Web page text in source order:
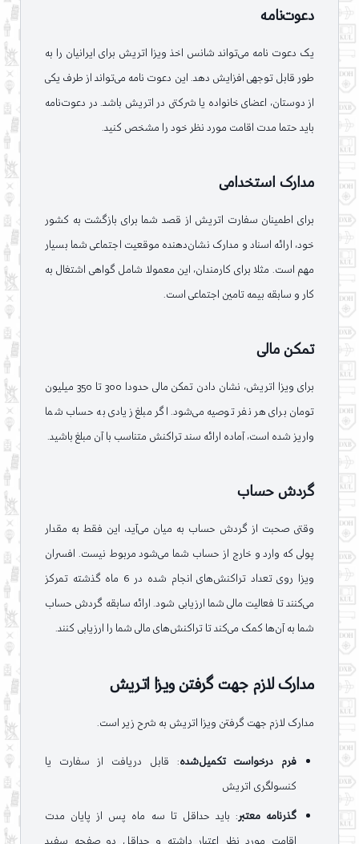
دعوت‌نامه
یک دعوت نامه می‌تواند شانس اخذ ویزا اتریش برای ایرانیان را به
طور قابل توجهی افزایش دهد. این دعوت نامه می‌تواند از طرف یکی
از دوستان، اعضای خانواده یا شرکتی در اتریش باشد. در دعوت‌نامه
باید حتما مدت اقامت مورد نظر خود را مشخص کنید.
مدارک استخدامی
برای اطمینان سفارت اتریش از قصد شما برای بازگشت به کشور
خود، ارائه اسناد و مدارک نشان‌دهنده موقعیت اجتماعی شما بسیار
مهم است. مثلا برای کارمندان، این معمولا شامل گواهی اشتغال به
کار و سابقه بیمه تامین اجتماعی است.
تمکن مالی
برای ویزا اتریش، نشان دادن تمکن مالی حدودا 300 تا 350 میلیون
تومان برای هر نفر توصیه می‌شود. اگر مبلغ زیادی به حساب شما
واریز شده است، آماده ارائه سند تراکنش متناسب با آن مبلغ باشید.
گردش حساب
وقتی صحبت از گردش حساب به میان می‌آید، این فقط به مقدار
پولی که وارد و خارج از حساب شما می‌شود مربوط نیست. افسران
ویزا روی تعداد تراکنش‌های انجام شده در 6 ماه گذشته تمرکز
می‌کنند تا فعالیت مالی شما ارزیابی شود. ارائه سابقه گردش حساب
شما به آن‌ها کمک می‌کند تا تراکنش‌های مالی شما را ارزیابی کنند.
مدارک لازم جهت گرفتن ویزا اتریش
مدارک لازم جهت گرفتن ویزا اتریش به شرح زیر است.
فرم درخواست تکمیل‌شده: قابل دریافت از سفارت یا
کنسولگری اتریش
گذرنامه معتبر: باید حداقل تا سه ماه پس از پایان مدت